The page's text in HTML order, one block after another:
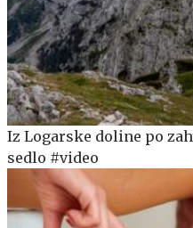
Iz Logarske doline po
sedlo #video